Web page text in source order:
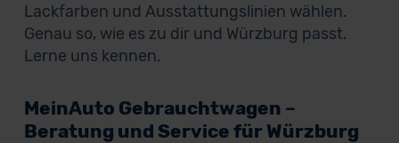
Lackfarben und Ausstattungslinien wählen.
Genau so, wie es zu dir und Würzburg passt.
Lerne uns kennen.
MeinAuto Gebrauchtwagen –
Beratung und Service für Würzburg